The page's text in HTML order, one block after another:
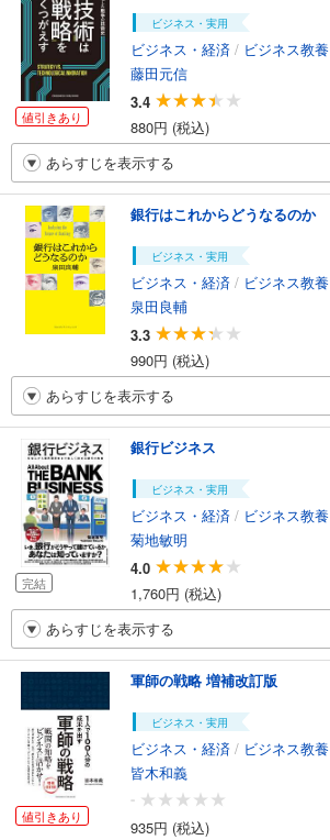
値引きあり
ビジネス・実用
ビジネス・経済 / ビジネス教養
藤田元信
3.4
880円 (税込)
あらすじを表示する
銀行はこれからどうなるのか
ビジネス・実用
ビジネス・経済 / ビジネス教養
泉田良輔
3.3
990円 (税込)
あらすじを表示する
完結
銀行ビジネス
ビジネス・実用
ビジネス・経済 / ビジネス教養
菊地敏明
4.0
1,760円 (税込)
あらすじを表示する
値引きあり
軍師の戦略 増補改訂版
ビジネス・実用
ビジネス・経済 / ビジネス教養
皆木和義
-
935円 (税込)